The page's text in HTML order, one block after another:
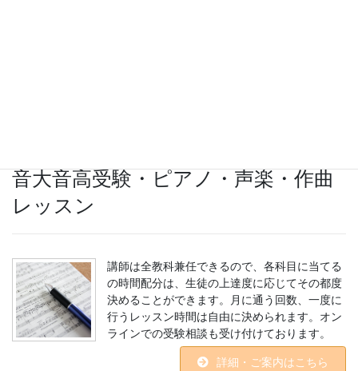
音大音高受験・ピアノ・声楽・作曲
レッスン
講師は全教科兼任できるので、各科目に当てる
の時間配分は、生徒の上達度に応じてその都度
決めることができます。月に通う回数、一度に
行うレッスン時間は自由に決められます。オン
ラインでの受験相談も受け付けております。
詳細・ご案内はこちら